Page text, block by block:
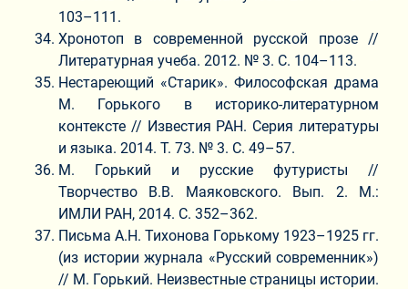
103–111.
Хронотоп в современной русской прозе //
Литературная учеба. 2012. № 3. С. 104–113.
Нестареющий «Старик». Философская драма
М. Горького в историко-литературном
контексте // Известия РАН. Серия литературы
и языка. 2014. Т. 73. № 3. С. 49–57.
М. Горький и русские футуристы //
Творчество В.В. Маяковского. Вып. 2. М.:
ИМЛИ РАН, 2014. С. 352–362.
Письма А.Н. Тихонова Горькому 1923–1925 гг.
(из истории журнала «Русский современник»)
// М. Горький. Неизвестные страницы истории.